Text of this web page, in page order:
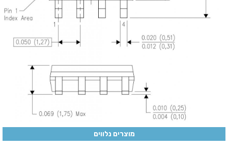
מוצרים נלווים